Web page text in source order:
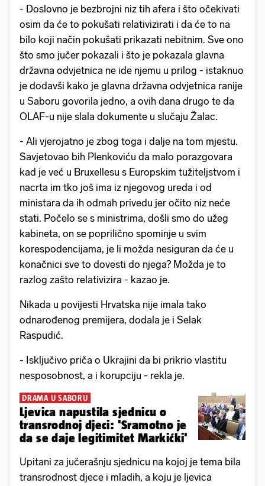
- Doslovno je bezbrojni niz tih afera i što očekivati
osim da će to pokušati relativizirati i da će to na
bilo koji način pokušati prikazati nebitnim. Sve ono
što smo jučer pokazali i što je pokazala glavna
državna odvjetnica ne ide njemu u prilog - istaknuo
je dodavši kako je glavna državna odvjetnica ranije
u Saboru govorila jedno, a ovih dana drugo te da
OLAF-u nije slala dokumente u slučaju Žalac.
- Ali vjerojatno je zbog toga i dalje na tom mjestu.
Savjetovao bih Plenkoviću da malo porazgovara
kad je već u Bruxellesu s Europskim tužiteljstvom i
nacrta im tko još ima iz njegovog ureda i od
ministara da ih odmah privedu jer očito niz neće
stati. Počelo se s ministrima, došli smo do užeg
kabineta, on se poprilično spominje u svim
korespodencijama, je li možda nesiguran da će u
konačnici sve to dovesti do njega? Možda je to
razlog zašto relativizira - kazao je.
Nikada u povijesti Hrvatska nije imala tako
odnarođenog premijera, dodala je i Selak
Raspudić.
- Isključivo priča o Ukrajini da bi prikrio vlastitu
nesposobnost, a i korupciju - rekla je.
DRAMA U SABORU
Ljevica napustila sjednicu o
transrodnoj djeci: 'Sramotno je
da se daje legitimitet Markićki'
Upitani za jučerašnju sjednicu na kojoj je tema bila
transrodnost djece i mladih, a koju je ljevica